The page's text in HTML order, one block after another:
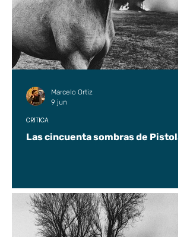
Las cincuenta sombras de Pistolas
CRÍTICA
Marcelo Ortiz
9 jun